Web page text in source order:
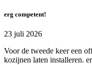
erg competent!
23 juli 2026
Voor de tweede keer een
kozijnen laten installeren.